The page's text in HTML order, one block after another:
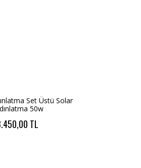
Set Üstü Solar
50w
TL